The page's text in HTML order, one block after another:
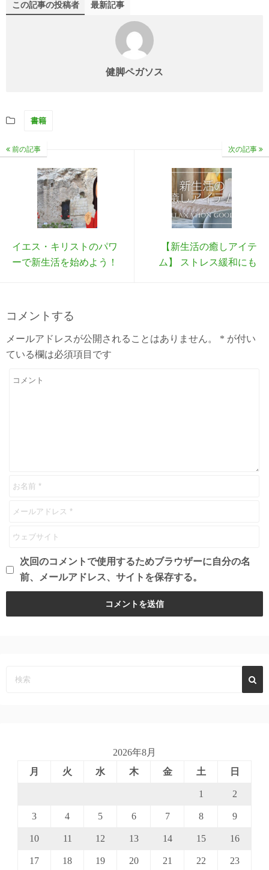
この記事の投稿者 最新記事
健脚ペガソス
書籍
前の記事
イエス・キリストのパワ
ーで新生活を始めよう！
次の記事
【新生活の癒しアイテ
ム】 ストレス緩和にも
コメントする
メールアドレスが公開されることはありません。 * が付い
ている欄は必須項目です
次回のコメントで使用するためブラウザーに自分の名
前、メールアドレス、サイトを保存する。
2026年8月
月
火 水 木 金 土 日
1 2
3 4 5 6 7 8 9
10 11 12 13 14 15 16
17 18 19 20 21 22 23